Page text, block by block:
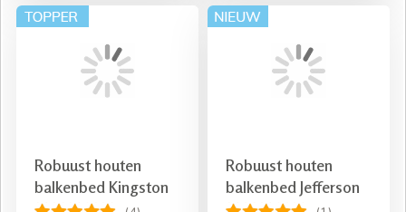
Robuust houten
balkenbed Kingston
Robuust houten
balkenbed Jefferson